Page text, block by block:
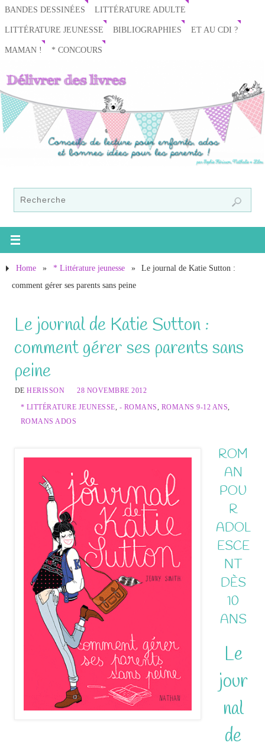
BANDES DESSINÉES LITTÉRATURE ADULTE
LITTÉRATURE JEUNESSE BIBLIOGRAPHIES ET AU CDI ?
MAMAN ! * CONCOURS
Home » * Littérature jeunesse »
Le journal de Katie Sutton :
comment gérer ses parents sans peine
Le journal de Katie Sutton :
comment gérer ses parents sans
peine
DEHERISSON
28 NOVEMBRE 2012
* LITTÉRATURE JEUNESSE, - ROMANS, ROMANS 9-12 ANS,
ROMANS ADOS
ROM
AN
POU
R
ADOL
ESCE
NT
DÈS
10
ANS
Le
jour
nal
de